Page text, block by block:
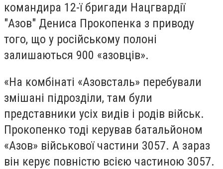
командира 12-ї бригади Нацгвардії
"Азов" Дениса Прокопенка з приводу
того, що у російському полоні
залишаються 900 «азовців».
«На комбінаті «Азовсталь» перебували
змішані підрозділи, там були
представники усіх видів і родів військ.
Прокопенко тоді керував батальйоном
«Азов» військової частини 3057. А зараз
він керує повністю всією частиною 3057.